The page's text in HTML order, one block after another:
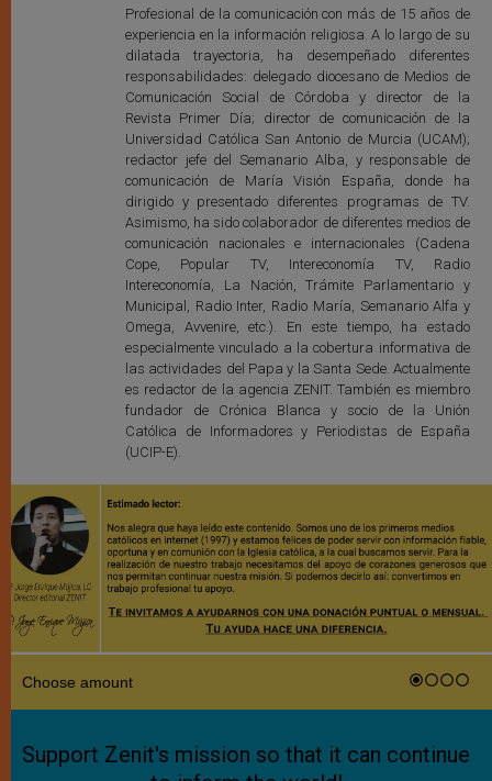
Profesional de la comunicación con más de 15 años de
experiencia en la información religiosa. A lo largo de su
dilatada trayectoria, ha desempeñado diferentes
responsabilidades: delegado diocesano de Medios de
Comunicación Social de Córdoba y director de la
Revista Primer Día; director de comunicación de la
Universidad Católica San Antonio de Murcia (UCAM);
redactor jefe del Semanario Alba, y responsable de
comunicación de María Visión España, donde ha
dirigido y presentado diferentes programas de TV.
Asimismo, ha sido colaborador de diferentes medios de
comunicación nacionales e internacionales (Cadena
Cope, Popular TV, Intereconomía TV, Radio
Intereconomía, La Nación, Trámite Parlamentario y
Municipal, Radio Inter, Radio María, Semanario Alfa y
Omega, Avvenire, etc.). En este tiempo, ha estado
especialmente vinculado a la cobertura informativa de
las actividades del Papa y la Santa Sede. Actualmente
es redactor de la agencia ZENIT. También es miembro
fundador de Crónica Blanca y socio de la Unión
Católica de Informadores y Periodistas de España
(UCIP-E).